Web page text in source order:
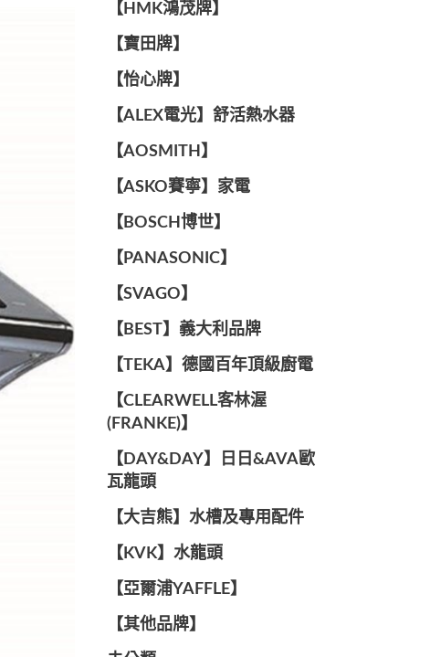
【HMK鴻茂牌】
【寶田牌】
️【怡心牌】️
️️【ALEX電光】舒活熱水器️️
【AOSMITH】
【ASKO賽寧】家電
【BOSCH博世】
️【PANASONIC】️
️【SVAGO】️
️【BEST】️義大利品牌
️【TEKA】️德國百年頂級廚電
️【CLEARWELL客林渥
(FRANKE)】️
️【DAY&DAY】️日日&AVA歐
瓦龍頭
【大吉熊】水槽及專用配件
️【KVK】水龍頭️
【亞爾浦YAFFLE】
️【其他品牌】️